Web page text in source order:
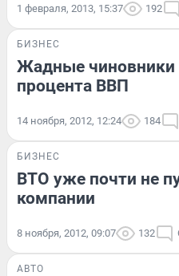
1 февраля, 2013, 15:37 192
БИЗНЕС
Жадные чиновники
процента ВВП
14 ноября, 2012, 12:24 184
БИЗНЕС
ВТО уже почти не
компании
8 ноября, 2012, 09:07 132
АВТО